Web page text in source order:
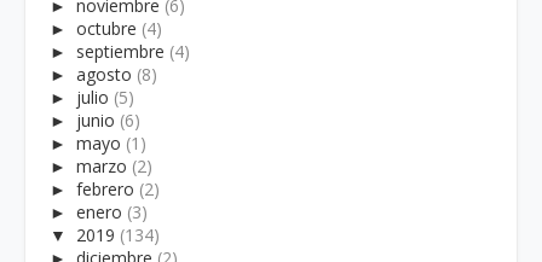
► noviembre (6)
► octubre (4)
► septiembre (4)
► agosto (8)
► julio (5)
► junio (6)
► mayo (1)
► marzo (2)
► febrero (2)
► enero (3)
▼
2019 (134)